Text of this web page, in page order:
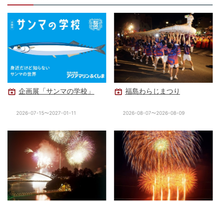
企画展「サンマの学校」
2026-07-15〜2027-01-11
福島わらじまつり
2026-08-07〜2026-08-09